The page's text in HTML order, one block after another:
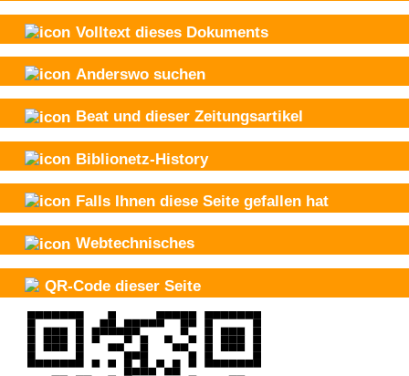
Volltext dieses Dokuments
Anderswo suchen
Beat und dieser Zeitungsartikel
Biblionetz-History
Falls Ihnen diese Seite gefallen hat
Webtechnisches
QR-Code dieser Seite